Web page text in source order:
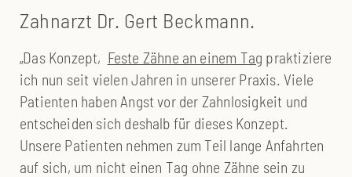
Zahnarzt Dr. Gert Beckmann.
„Das Konzept‚ Feste Zähne an einem Tag praktiziere
ich nun seit vielen Jahren in unserer Praxis. Viele
Patienten haben Angst vor der Zahn­losigkeit und
entscheiden sich deshalb für dieses Konzept.
Unsere Patienten nehmen zum Teil lange Anfahrten
auf sich, um nicht einen Tag ohne Zähne sein zu